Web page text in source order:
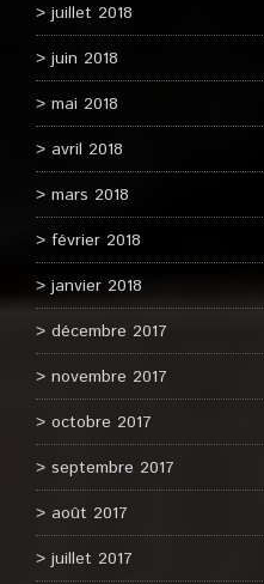
juillet 2018
juin 2018
mai 2018
avril 2018
mars 2018
février 2018
janvier 2018
décembre 2017
novembre 2017
octobre 2017
septembre 2017
août 2017
juillet 2017